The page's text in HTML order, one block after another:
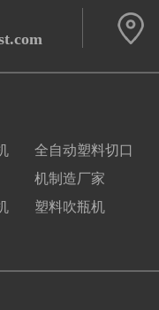
全自动塑料切口
机制造厂家
塑料吹瓶机